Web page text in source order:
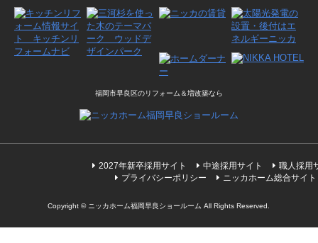
福岡市早良区のリフォーム＆増改築なら
2027年新卒採用サイト 中途採用サイト
職人採用
プライバシーポリシー
ニッカホーム総合サイト
Copyright © ニッカホーム福岡早良ショールーム All Rights Reserved.